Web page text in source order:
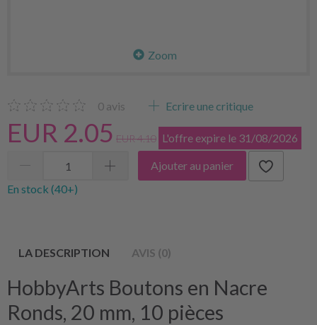
Zoom
0 avis Ecrire une critique
EUR 2.05 EUR 4.10 L'offre expire le 31/08/2026
Ajouter au panier
En stock (40+)
LA DESCRIPTION AVIS (0)
HobbyArts Boutons en Nacre
Ronds, 20 mm, 10 pièces